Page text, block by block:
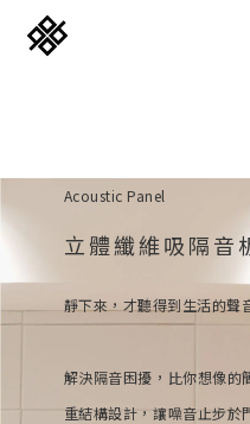
免膠科技木紋地板
Acoustic Panel
立體纖維吸隔音
靜下來，才聽得到生活的聲
解決隔音困擾，比你想像的
重結構設計，讓噪音止步於